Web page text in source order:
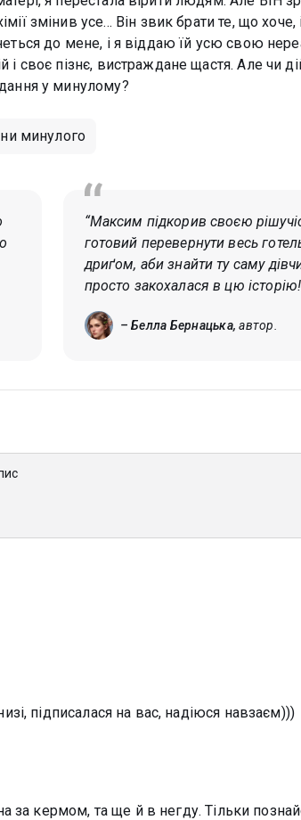
змінив усе... Він звик брати те, що хоче,
до мене, і я віддаю їй усю свою
своє пізнє, вистраждане щастя. Але чи
у минулому?
минулого
“Максим підкорив своєю
готовий перевернути весь
дриґом, аби знайти ту саму
просто закохалася в цю
– Белла Бернацька, автор.
підписалася на вас, надіюся навзаєм)))
за кермом, та ще й в негду. Тільки